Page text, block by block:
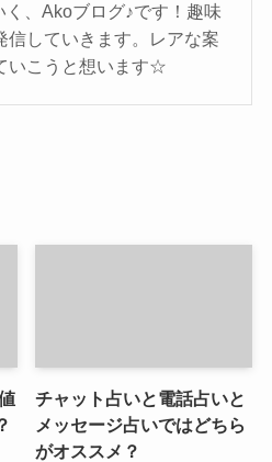
、Akoブログ♪です！趣味
信していきます。レアな案
いこうと想います☆
チャット占いと電話占いと
メッセージ占いではどちら
がオススメ？